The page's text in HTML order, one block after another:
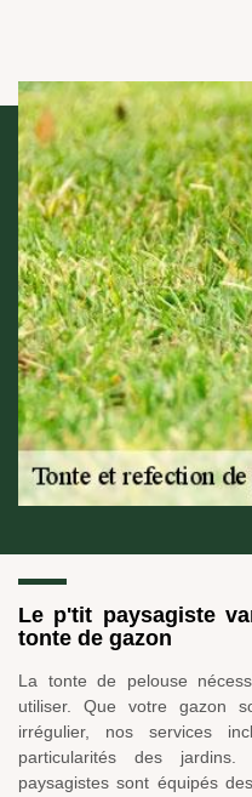
Le p'tit paysagiste
tonte de gazon
La tonte de pelouse
utiliser. Que votre gazon
irrégulier, nos services
particularités des
paysagistes sont équipés